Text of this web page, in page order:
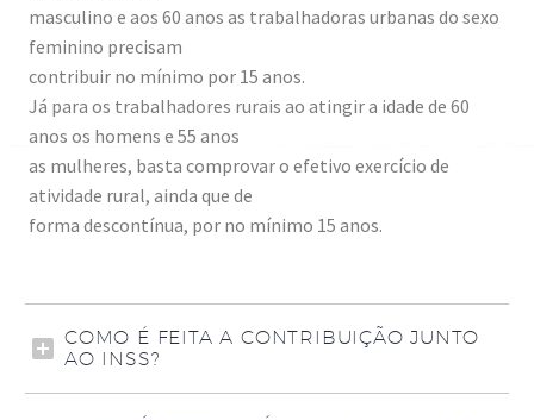
masculino e aos 60 anos as trabalhadoras urbanas do sexo
feminino precisam
contribuir no mínimo por 15 anos.
Já para os trabalhadores rurais ao atingir a idade de 60
anos os homens e 55 anos
as mulheres, basta comprovar o efetivo exercício de
atividade rural, ainda que de
forma descontínua, por no mínimo 15 anos.
COMO É FEITA A CONTRIBUIÇÃO JUNTO
AO INSS?